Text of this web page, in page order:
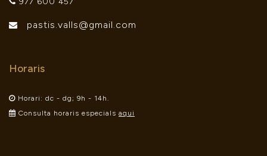
pastis.valls@gmail.com
Horaris
Horari: dc - dg; 9h - 14h.
Consulta horaris especials aqui